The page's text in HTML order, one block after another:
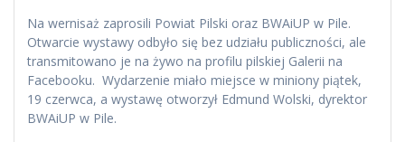
Na wernisaż zaprosili Powiat Pilski oraz BWAiUP w Pile.
Otwarcie wystawy odbyło się bez udziału publiczności, ale
transmitowano je na żywo na profilu pilskiej Galerii na
Facebooku. Wydarzenie miało miejsce w miniony piątek,
19 czerwca, a wystawę otworzył Edmund Wolski, dyrektor
BWAiUP w Pile.